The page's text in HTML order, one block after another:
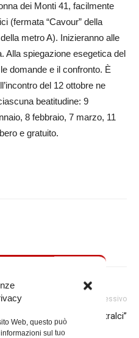
Web, questo può
sul tuo
dei Monti 41, facilmente
(fermata “Cavour” della
metro A). Inizieranno alle
Alla spiegazione esegetica del
domande e il confronto. È
del 12 ottobre ne
beatitudine: 9
8 febbraio, 7 marzo, 11
e gratuito.
Articolo successivo
Torna il corso “La vite e i tralci”